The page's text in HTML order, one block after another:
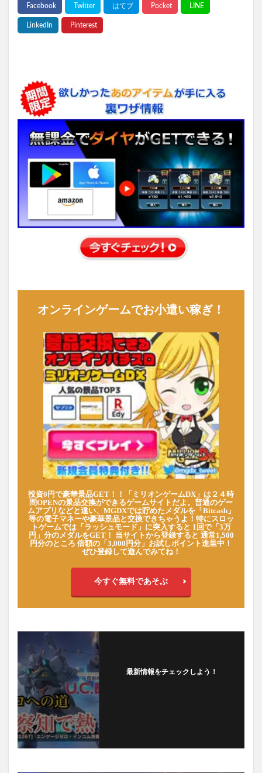
オンラインゲームでお小遣い稼ぎ！
投資0円で豪華景品GET！！「ミリオンゲームDX」は２４時
間OPENの景品交換ができるゲームサイトだよ。普通のゲー
ムアプリなどと違い、MGDXでは貯めたメダルを「Bitcash」
等の電子マネーや豪華景品と交換できちゃうよ！特にスロッ
トゲームでは「ラッシュモード」に突入すると 1回で「3万
円」分のメダルをGET！ 当サイトから登録すると 通常1,500
円分のところ 倍額の「3,000円分」お試しポイント進呈中！
ぜひ登録して遊んでみてね！
今すぐ無料であそぶ
最新情報をチェックしよう！